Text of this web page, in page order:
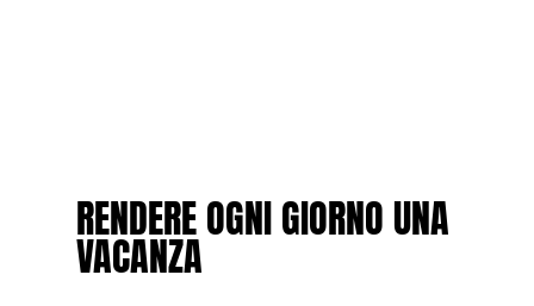
Vedi tutti i Occhiali da sole
Sciarpe da spiaggia
RENDERE OGNI GIORNO UNA
VACANZA